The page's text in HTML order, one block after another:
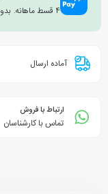
۴ قسط ماهانه. بدون سود، چک و ضامن.
آماده ارسال
ارتباط با فروش
تماس با کارشناسان